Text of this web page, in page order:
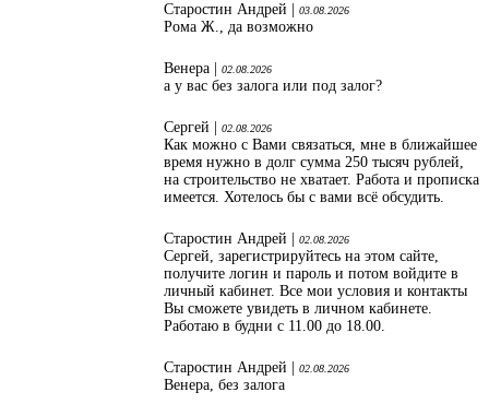
Старостин Андрей | 03.08.2026
Рома Ж., да возможно
Венера | 02.08.2026
а у вас без залога или под залог?
Сергей | 02.08.2026
Как можно с Вами связаться, мне в ближайшее
время нужно в долг сумма 250 тысяч рублей,
на строительство не хватает. Работа и прописка
имеется. Хотелось бы с вами всё обсудить.
Старостин Андрей | 02.08.2026
Сергей, зарегистрируйтесь на этом сайте,
получите логин и пароль и потом войдите в
личный кабинет. Все мои условия и контакты
Вы сможете увидеть в личном кабинете.
Работаю в будни с 11.00 до 18.00.
Старостин Андрей | 02.08.2026
Венера, без залога